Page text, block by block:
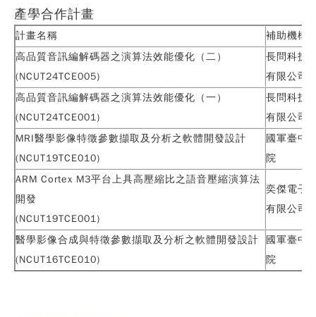
產學合作計畫
計畫名稱
補助機構
高品質音訊編解碼器之演算法效能優化（二）
(NCUT24TCE005)
長問科技
有限公司
高品質音訊編解碼器之演算法效能優化（一）
(NCUT24TCE001)
長問科技
有限公司
MRI醫學影像特徵參數擷取及分析之軟體開發設計
(NCUT19TCE010)
國軍臺中
院
ARM Cortex M3平台上具高壓縮比之語音壓縮演算法
開發
(NCUT19TCE001)
奕傑電子
有限公司
醫學影像合成與特徵參數擷取及分析之軟體開發設計
(NCUT16TCE010)
國軍臺中
院